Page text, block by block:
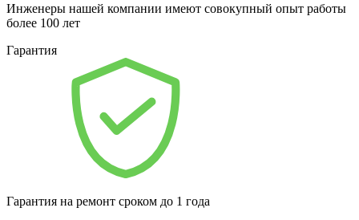
Инженеры нашей компании имеют совокупный опыт работы
более 100 лет
Гарантия
Гарантия на ремонт сроком до 1 года